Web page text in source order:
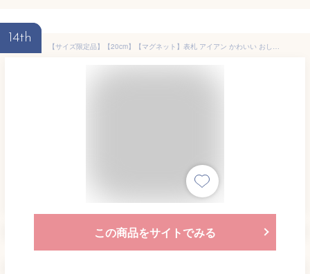
14th
【サイズ限定品】【20cm】【マグネット】表札 アイアン かわいい おしゃれ 戸建 フォント 文字 字体 アルファベット 送料無料 鉄製 シンプル マグネットタイプ サイズとフォント限定のサインプレート 新築 お店ロゴ お祝い ギフト に最適！
この商品をサイトでみる